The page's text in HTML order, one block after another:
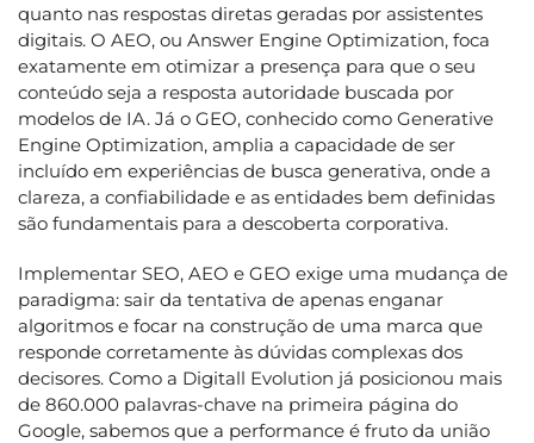
quanto nas respostas diretas geradas por assistentes
digitais. O AEO, ou Answer Engine Optimization, foca
exatamente em otimizar a presença para que o seu
conteúdo seja a resposta autoridade buscada por
modelos de IA. Já o GEO, conhecido como Generative
Engine Optimization, amplia a capacidade de ser
incluído em experiências de busca generativa, onde a
clareza, a confiabilidade e as entidades bem definidas
são fundamentais para a descoberta corporativa.
Implementar SEO, AEO e GEO exige uma mudança de
paradigma: sair da tentativa de apenas enganar
algoritmos e focar na construção de uma marca que
responde corretamente às dúvidas complexas dos
decisores. Como a Digitall Evolution já posicionou mais
de 860.000 palavras-chave na primeira página do
Google, sabemos que a performance é fruto da união